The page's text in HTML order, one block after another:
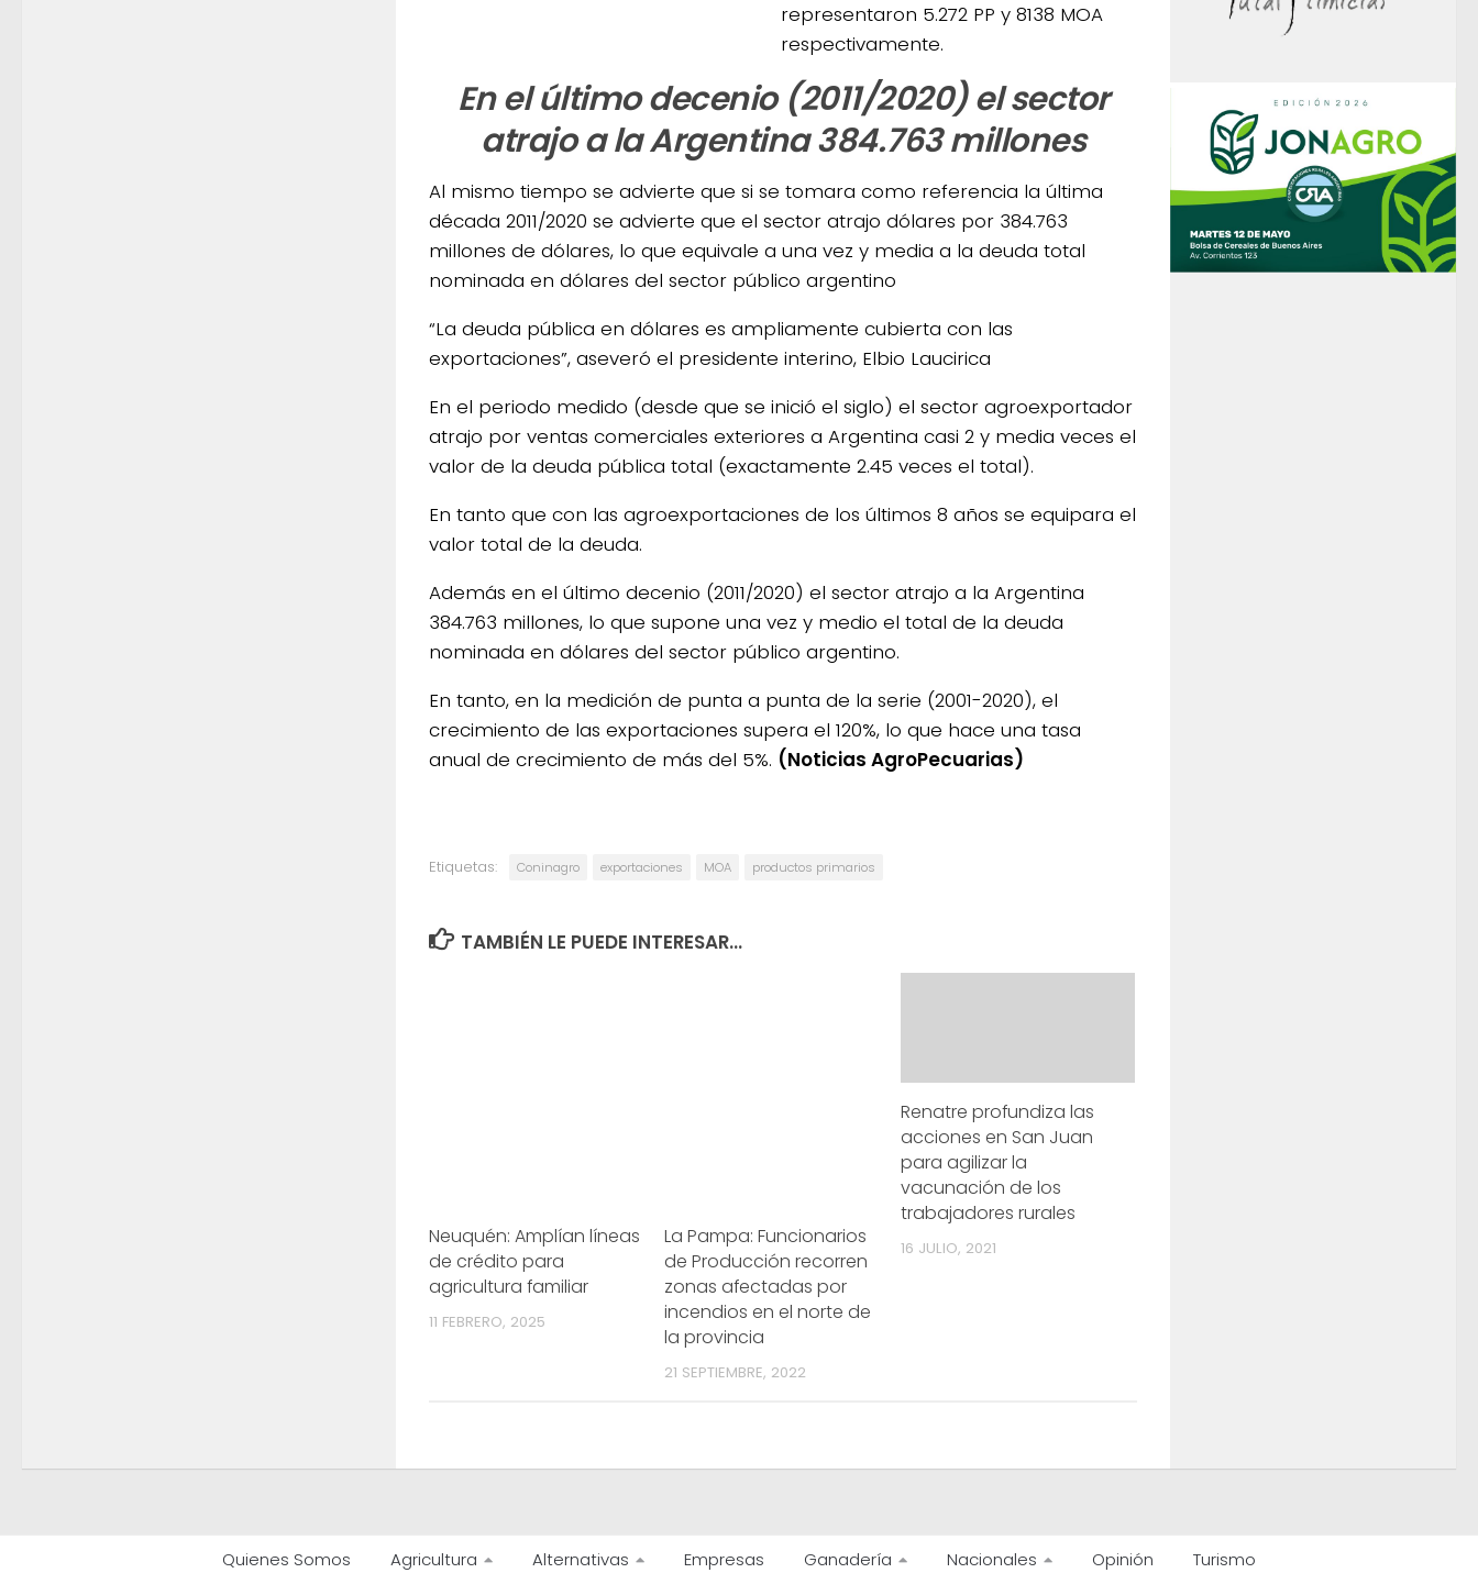
representaron 5.272 PP y 8138 MOA
respectivamente.
En el último decenio (2011/2020) el sector
atrajo a la Argentina 384.763 millones
Al mismo tiempo se advierte que si se tomara como referencia la última
década 2011/2020 se advierte que el sector atrajo dólares por 384.763
millones de dólares, lo que equivale a una vez y media a la deuda total
nominada en dólares del sector público argentino
“La deuda pública en dólares es ampliamente cubierta con las
exportaciones”, aseveró el presidente interino, Elbio Laucirica
En el periodo medido (desde que se inició el siglo) el sector agroexportador
atrajo por ventas comerciales exteriores a Argentina casi 2 y media veces el
valor de la deuda pública total (exactamente 2.45 veces el total).
En tanto que con las agroexportaciones de los últimos 8 años se equipara el
valor total de la deuda.
Además en el último decenio (2011/2020) el sector atrajo a la Argentina
384.763 millones, lo que supone una vez y medio el total de la deuda
nominada en dólares del sector público argentino.
En tanto, en la medición de punta a punta de la serie (2001-2020), el
crecimiento de las exportaciones supera el 120%, lo que hace una tasa
anual de crecimiento de más del 5%. (Noticias AgroPecuarias)
Etiquetas: Coninagro exportaciones MOA productos primarios
TAMBIÉN LE PUEDE INTERESAR...
Neuquén: Amplían líneas
de crédito para
agricultura familiar
11 FEBRERO, 2025
La Pampa: Funcionarios
de Producción recorren
zonas afectadas por
incendios en el norte de
la provincia
21 SEPTIEMBRE, 2022
Renatre profundiza las
acciones en San Juan
para agilizar la
vacunación de los
trabajadores rurales
16 JULIO, 2021
Quienes Somos Agricultura Alternativas Empresas Ganadería Nacionales Opinión Turismo